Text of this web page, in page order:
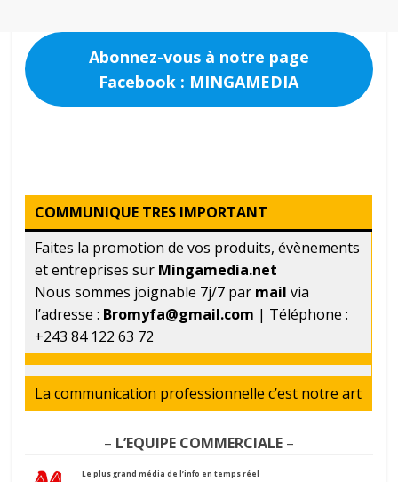
Abonnez-vous à notre page
Facebook : MINGAMEDIA
COMMUNIQUE TRES IMPORTANT
Faites la promotion de vos produits, évènements
et entreprises sur Mingamedia.net
Nous sommes joignable 7j/7 par mail via
l’adresse : Bromyfa@gmail.com | Téléphone :
+243 84 122 63 72
La communication professionnelle c’est notre art
– L’EQUIPE COMMERCIALE–
Le plus grand média de l’info en temps réel